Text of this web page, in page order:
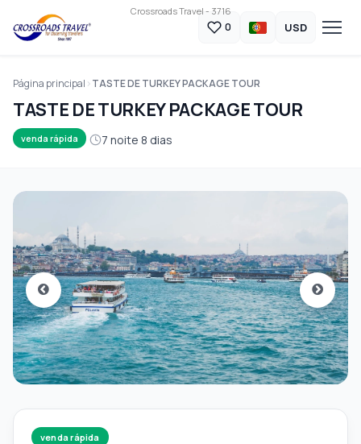
Crossroads Travel - 3716
0 USD
Página principal TASTE DE TURKEY PACKAGE TOUR
TASTE DE TURKEY PACKAGE TOUR
venda rápida 7 noite 8 dias
venda rápida